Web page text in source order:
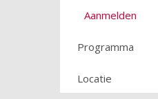
Aanmelden
Programma
Locatie